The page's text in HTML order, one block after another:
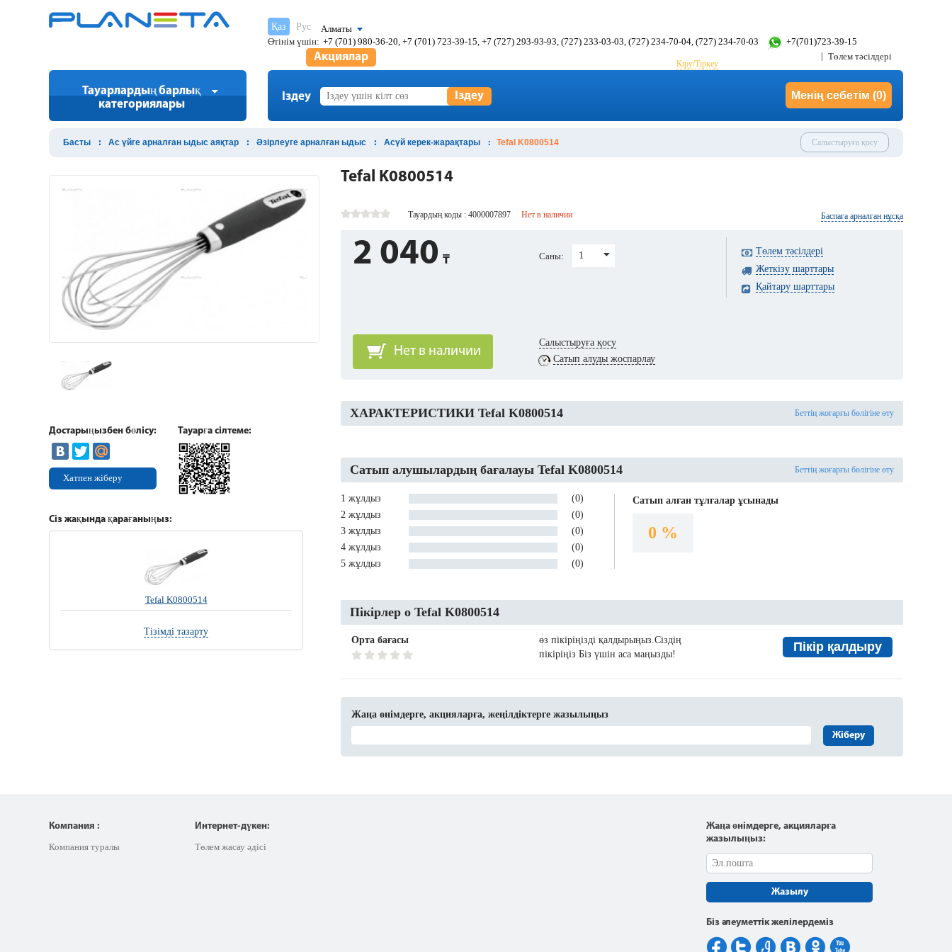
Қаз Рус
Алматы
Өтінім үшін: +7 (701) 980-36-20, +7 (701) 723-39-15, +7 (727) 293-93-93, (727) 233-03-03, (727) 234-70-04, (727) 234-70-03 +7(701)723-39-15
Кіру/Тіркеу
Акциялар Төлем тәсілдері
Тауарлардың барлық
категориялары
Іздеу Іздеу Менің себетім (0)
Басты Ас үйге арналған ыдыс аяқтар Әзірлеуге арналған ыдыс Асүй керек-жарақтары Tefal K0800514 Салыстыруға қосу
Достарыңызбен бөлісу:
Хатпен жіберу
Тауарға сілтеме:
Сіз жақында қарағаныңыз:
Tefal K0800514
Тізімді тазарту
Tefal K0800514
Тауардың коды : 4000007897 Нет в наличии Баспаға арналған нұсқа
2 040
Нет в наличии
Саны: 1
Салыстыруға қосу
Сатып алуды жоспарлау
Төлем тәсілдері
Жеткізу шарттары
Қайтару шарттары
ХАРАКТЕРИСТИКИ Tefal K0800514 Беттің жоғарғы бөлігіне өту
Сатып алушылардың бағалауы Tefal K0800514 Беттің жоғарғы бөлігіне өту
1 жұлдыз
(0)
2 жұлдыз
(0)
3 жұлдыз
(0)
4 жұлдыз
(0)
5 жұлдыз
(0)
Сатып алған тұлғалар ұсынады
0 %
Пікірлер о Tefal K0800514
Орта бағасы
өз пікіріңізді қалдырыңыз.Сіздің
пікіріңіз Біз үшін аса маңызды!
Пікір қалдыру
Жаңа өнімдерге, акцияларға, жеңілдіктерге жазылыңыз
Жіберу
Компания :
Компания туралы
Интернет-дүкен:
Төлем жасау әдісі
Жаңа өнімдерге, акцияларға
жазылыңыз:
Жазылу
Біз әлеуметтік желілердеміз